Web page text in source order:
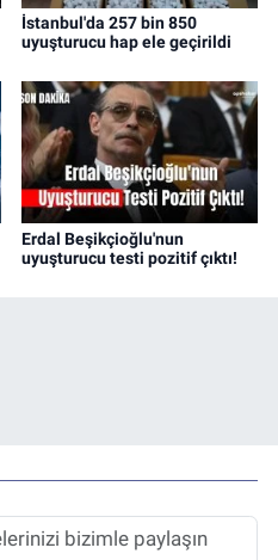
İstanbul'da 257 bin 850
uyuşturucu hap ele geçirildi
Erdal Beşikçioğlu'nun
uyuşturucu testi pozitif çıktı!